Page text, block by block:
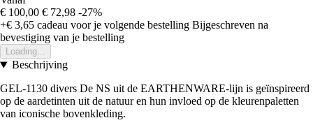
€ 100,00 € 72,98 -27%
+€ 3,65 cadeau voor je volgende bestelling Bijgeschreven na
bevestiging van je bestelling
Loading...
Beschrijving
GEL-1130 divers De NS uit de EARTHENWARE-lijn is geïnspireerd
op de aardetinten uit de natuur en hun invloed op de kleurenpaletten
van iconische bovenkleding.